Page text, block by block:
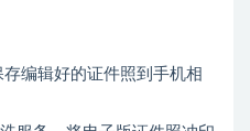
编辑好的证件照到手机相